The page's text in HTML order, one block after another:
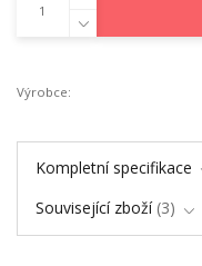
Výrobce:
Kompletní specifikace
Související zboží 3